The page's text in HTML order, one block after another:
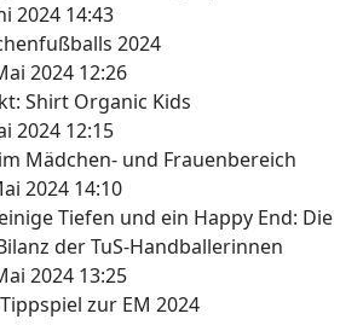
2024 14:43
2024
2024 12:26
Shirt Organic Kids
2024 12:15
Mädchen- und Frauenbereich
2024 14:10
Tiefen und ein Happy End: Die
der TuS-Handballerinnen
2024 13:25
zur EM 2024